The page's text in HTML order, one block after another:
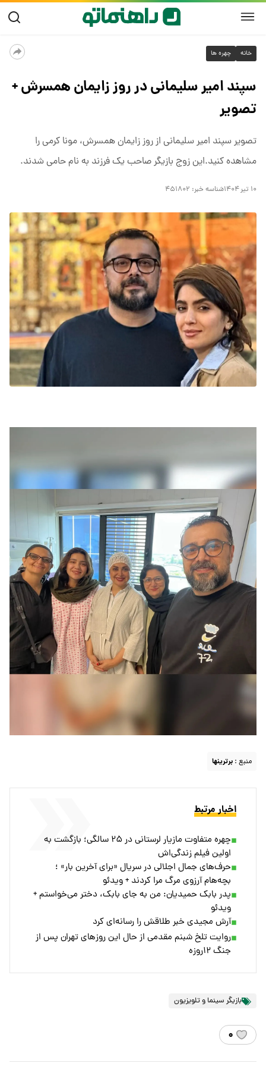
خانه چهره ها
سپند امیر سلیمانی در روز زایمان همسرش +
تصویر
تصویر سپند امیر سلیمانی از روز زایمان همسرش، مونا کرمی را
مشاهده کنید.این زوج بازیگر صاحب یک فرزند به نام حامی شدند.
۱۰ تیر ۱۴۰۴ شناسه خبر: ۴۵۱۸۰۲
منبع : برترینها
اخبار مرتبط
چهره متفاوت مازیار لرستانی در ۲۵ سالگی؛ بازگشت به
اولین فیلم زندگی‌اش
حرف‌های جمال اجلالی در سریال «برای آخرین بار» ؛
بچه‌هام آرزوی مرگ مرا کردند + ویدئو
پدر بابک حمیدیان: من به جای بابک، دختر می‌خواستم +
ویدئو
آرش مجیدی خبر طلاقش را رسانه‌ای کرد
روایت تلخ شبنم مقدمی از حال این روزهای تهران پس از
جنگ ۱۲روزه
بازیگر سینما و تلویزیون
۰